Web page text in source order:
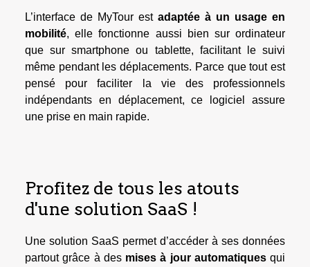
L’interface de MyTour estadaptée à un usage en
mobilité, elle fonctionne aussi bien sur ordinateur
que sur smartphone ou tablette, facilitant le suivi
même pendant les déplacements. Parce que tout est
pensé pour faciliter la vie des professionnels
indépendants en déplacement, ce logiciel assure
une prise en main rapide.
Profitez de tous les atouts
d'une solution SaaS !
Une solution SaaS permet d’accéder à ses données
partout grâce à des mises à jour automatiquesqui